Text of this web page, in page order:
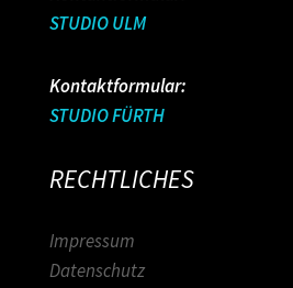
STUDIO ULM
Kontaktformular:
STUDIO FÜRTH
RECHTLICHES
Impressum
Datenschutz